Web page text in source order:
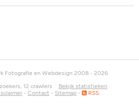
Fotografie en Webdesign 2008 - 2026
12 crawlers
Bekijk statistieken
- Contact - Sitemap - RSS